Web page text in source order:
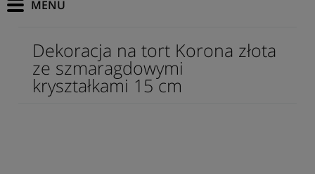
Dekoracja na tort Korona złota
ze szmaragdowymi
kryształkami 15 cm